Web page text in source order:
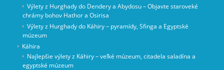
Výlety z Hurghady do Dendery a Abydosu – Objavte staroveké
chrámy bohov Hathor a Osirisa
Výlety z Hurghady do Káhiry – pyramídy, Sfinga a Egyptské
múzeum
Káhira
Najlepšie výlety z Káhiry – veľké múzeum, citadela saladína a
egyptské múzeum